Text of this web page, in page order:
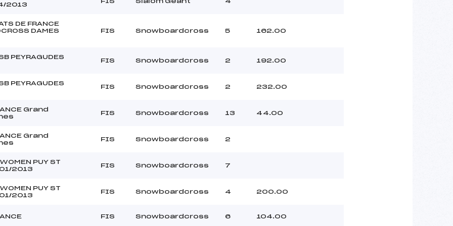
2013
DE FRANCE
DAMES
FIS Snowboardcross 5 162.00
PEYRAGUDES
FIS Snowboardcross 2 192.00
PEYRAGUDES
FIS Snowboardcross 2 232.00
Grand
FIS Snowboardcross 13 44.00
Grand
FIS Snowboardcross 2
PUY ST
2013
FIS Snowboardcross 7
PUY ST
2013
FIS Snowboardcross 4 200.00
FIS Snowboardcross 6 104.00